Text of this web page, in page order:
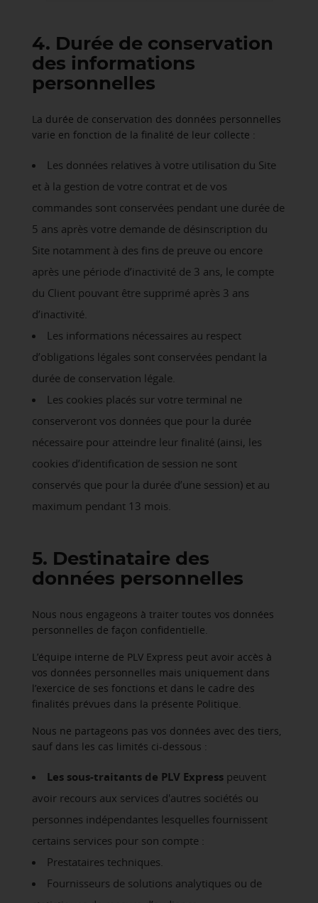
4. Durée de conservation
des informations
personnelles
La durée de conservation des données personnelles
varie en fonction de la finalité de leur collecte :
Les données relatives à votre utilisation du Site
et à la gestion de votre contrat et de vos
commandes sont conservées pendant une durée de
5 ans après votre demande de désinscription du
Site notamment à des fins de preuve ou encore
après une période d’inactivité de 3 ans, le compte
du Client pouvant être supprimé après 3 ans
d’inactivité.
Les informations nécessaires au respect
d’obligations légales sont conservées pendant la
durée de conservation légale.
Les cookies placés sur votre terminal ne
conserveront vos données que pour la durée
nécessaire pour atteindre leur finalité (ainsi, les
cookies d’identification de session ne sont
conservés que pour la durée d’une session) et au
maximum pendant 13 mois.
5. Destinataire des
données personnelles
Nous nous engageons à traiter toutes vos données
personnelles de façon confidentielle.
L’équipe interne de PLV Express peut avoir accès à
vos données personnelles mais uniquement dans
l’exercice de ses fonctions et dans le cadre des
finalités prévues dans la présente Politique.
Nous ne partageons pas vos données avec des tiers,
sauf dans les cas limités ci-dessous :
Les sous-traitants de PLV Express peuvent
avoir recours aux services d'autres sociétés ou
personnes indépendantes lesquelles fournissent
certains services pour son compte :
Prestataires techniques.
Fournisseurs de solutions analytiques ou de